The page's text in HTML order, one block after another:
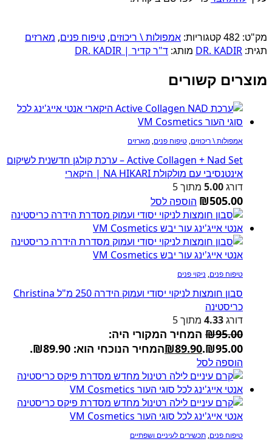
מק"ט: 482קטגוריות: אמפולות \ ריכוזים, טיפוח פנים, מארזים
תגית: DR. KADIR מותג: ד"ר קדיר | DR. KADIR
מוצרים קשורים
אמפולות \ ריכוזים, טיפוח פנים, מארזים
Active Collagen + Nad Set – ערכת קולגן חדשנית לשיקום
אינטנסיבי עם מולקולת NA HIKARI | היקארי
דורג5.00 מתוך 5
₪505.00 הוספה לסל
טיפוח פנים, ניקוי פנים
סבון חומצות לניקוי יסודי ועמוק הידרה 250 מ"ל Christina
כריסטינה
דורג4.33 מתוך 5
₪95.00
המחיר המקורי היה:
₪95.00.
₪89.90 המחיר הנוכחי הוא: ₪89.90.
הוספה לסל
טיפוח פנים, תכשירים לעיניים ושפתיים